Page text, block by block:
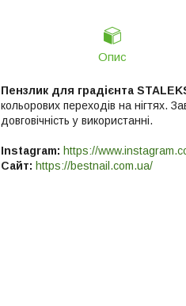
Опис
Пензлик для градієнта
кольорових переходів на нігтях.
довговічність у використанні.
Instagram: https://
Сайт: https://bestnail.com.ua/